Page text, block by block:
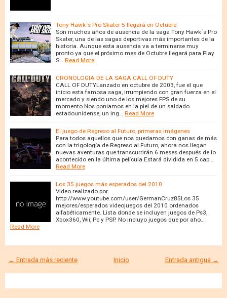
Tony Hawk´s Pro Skater 5 llegará en Octubre
Son muchos años de ausencia de la saga Tony Hawk´s Pro
Skater, una de las sagas deportivas más importantes de la
historia. Aunque esta ausencia va a terminarse muy
pronto ya que el próximo mes de Octubre llegará para Play
S… Read More
CRONOLOGIA DE LA SAGA CALL OF DUTY
CALL OF DUTYLanzado en octubre de 2003, fue el que
inicio esta famosa saga, irrumpiendo con gran fuerza en el
mercado y siendo uno de los mejores FPS de su
momento.Nos poniamos en la piel de un saldado
estadounidense, un ing… Read More
El juego de Regreso al Futuro, primeras imágenes
Para todos aquellos que nos quedamos con ganas de más
con la trigología de Regreso al Futuro, ahora nos llegan
nuevas aventuras que transcurrirán 6 meses después de lo
acontecido en la última película.Estará dividida en 5 cap…
Read More
Los 35 juegos más esperados del 2010
Video realizado por
http://www.youtube.com/user/GermanCruz85Los 35
mejores/esperados videojuegos del 2010 ordenados
alfabéticamente. Lista donde se incluyen juegos de Ps3,
Xbox360, Wii, Pc y PSP. No incluyo juegos que por aho…
Read More
← Entrada más reciente Entrada antigua →
Inicio